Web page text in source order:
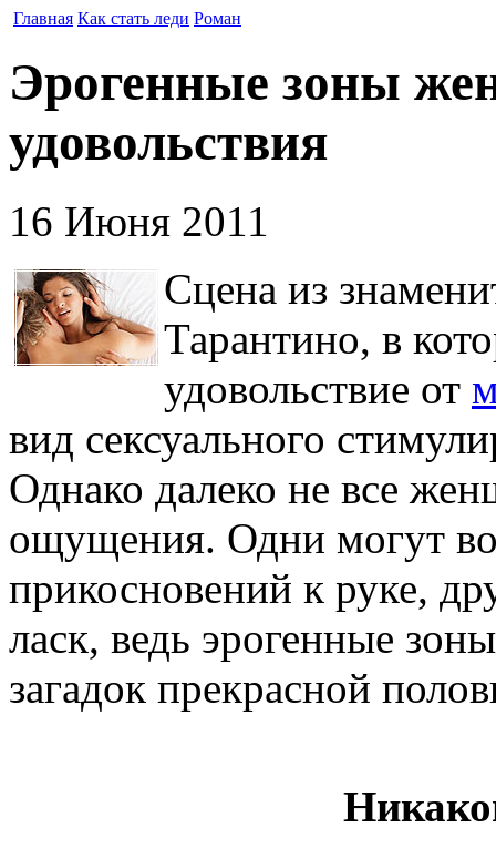
Главная Как стать леди Роман
Эрогенные зоны
удовольствия
16 Июня 2011
Сцена из
Тарантино, в
удовольствие от
вид сексуального
Однако далеко не все
ощущения. Одни могут
прикосновений к руке,
ласк, ведь эрогенные
загадок прекрасной